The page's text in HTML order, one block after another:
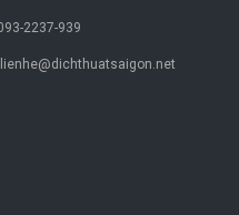
2237-939
lienhe@dichthuatsaigon.net